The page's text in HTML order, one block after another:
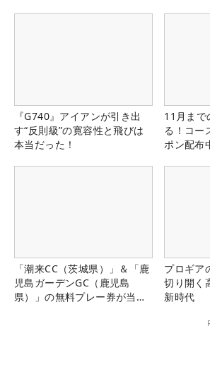
『G740』アイアンが引き出
す“反則級”の寛容性と飛びは
本当だった！
11月まで
る！コー
ポン配布
「潮来CC（茨城県）」＆「鹿
児島ガーデンGC（鹿児島
県）」の無料プレー券が当た
プロギア
切り開く
新時代